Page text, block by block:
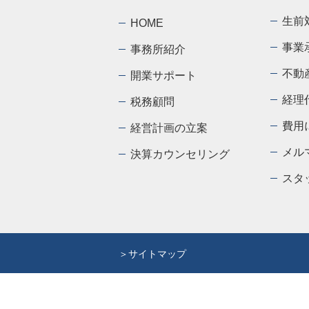
HOME
事務所紹介
開業サポート
税務顧問
経営計画の立案
決算カウンセリング
生前
事業
不動
経理
費用
メル
スタ
＞サイトマップ